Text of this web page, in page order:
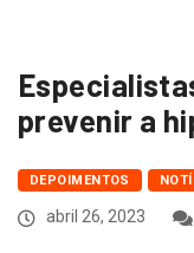
prevenir a
DEPOIMENTOS
abril 26, 2023